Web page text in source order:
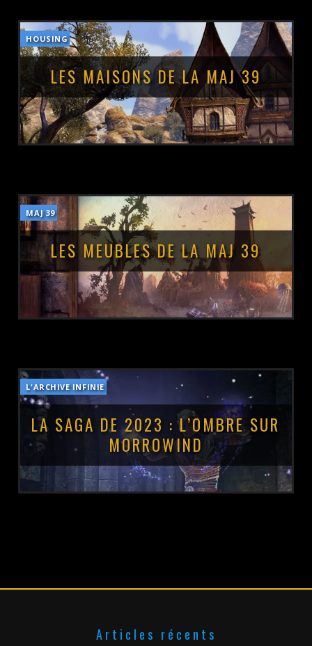
POSTÉ LE :1 AOÛT 2023
HOUSING
LES MAISONS DE LA MAJ 39
POSTÉ LE : 12 JUILLET 2023
MAJ 39
LES MEUBLES DE LA MAJ 39
POSTÉ LE :11 JUILLET 2023
L'ARCHIVE INFINIE
LA SAGA DE 2023 : L’OMBRE SUR
MORROWIND
Articles récents